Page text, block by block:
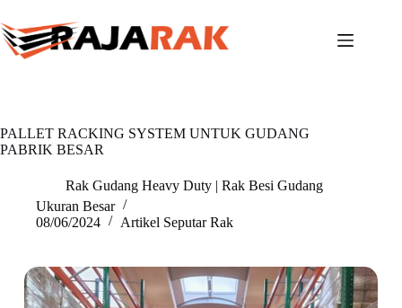
to
content
PALLET RACKING SYSTEM UNTUK GUDANG
PABRIK BESAR
Rak Gudang Heavy Duty | Rak Besi Gudang
Ukuran Besar
08/06/2024
Artikel Seputar Rak